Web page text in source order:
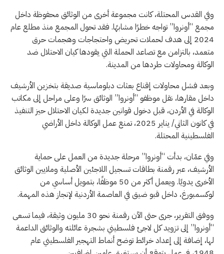
وفي القدس المحتلة، كانت مجموعة أخرى من الوثائق محفوظة داخل
مجمع “أونروا” تواجه خطرًا مشابهًا. فقد تحول المجمع منذ مطلع عام
2024 إلى هدف لحملات تحريض واحتجاجات وهجمات حرق
متعمد، بالتزامن مع تصاعد الحملة التي يقودها كيان الاحتلال ضد
الوكالة ومحاولات طردها من المدينة.
وبعد فشل محاولات إقناع بعثات دبلوماسية صديقة بتخزين الأرشيف
داخل مقارها، نقل موظفو “أونروا” الوثائق سرًا وعلى مراحل إلى مكاتب
الوكالة في الأردن، قبل دخول قوانين جديدة لكيان الاحتلال حيز التنفيذ
في كانون الثاني/ يناير 2025، تمنع عمل الوكالة داخل الأراضي
الفلسطينية المحتلة.
وفي عمّان، بدأت “أونروا” مرحلة جديدة من العمل على حماية
الأرشيف، عبر رقمنة بطاقات تسجيل اللاجئين الأصلية وملايين الوثائق
الأخرى يدويًا. ويعمل أكثر من 50 موظفًا، بتمويل أساسي من
لوكسمبورغ، داخل قبو ضيق في العاصمة الأردنية لإنجاز هذه المهمة.
ووفق التقرير، جرى حتى الآن رقمنة نحو 30 مليون وثيقة، فيما تسعى
“أونروا” إلى تزويد كل لاجئ فلسطيني بشجرة عائلته والوثائق الداعمة
لها، إضافة إلى إعداد خرائط توضح أنماط التهجير الفلسطيني عام